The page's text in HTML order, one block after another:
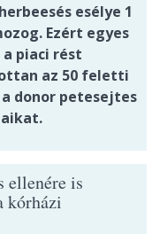
esélye 1
Ezért egyes
piaci rést
az 50 feletti
donor petesejtes
ellenére is
kórházi